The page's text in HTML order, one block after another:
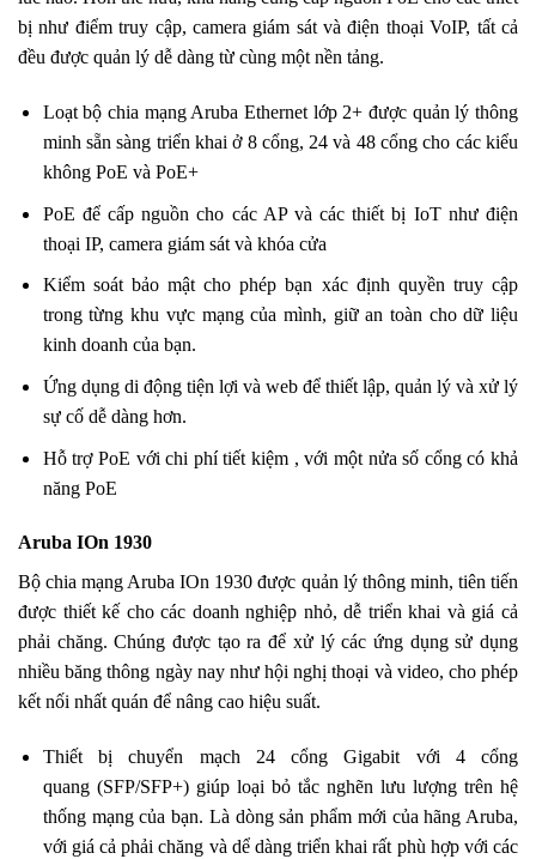
bị như điểm truy cập, camera giám sát và điện thoại VoIP, tất cả
đều được quản lý dễ dàng từ cùng một nền tảng.
Loạt bộ chia mạng Aruba Ethernet lớp 2+ được quản lý thông
minh sẵn sàng triển khai ở 8 cổng, 24 và 48 cổng cho các kiểu
không PoE và PoE+
PoE để cấp nguồn cho các AP và các thiết bị IoT như điện
thoại IP, camera giám sát và khóa cửa
Kiểm soát bảo mật cho phép bạn xác định quyền truy cập
trong từng khu vực mạng của mình, giữ an toàn cho dữ liệu
kinh doanh của bạn.
Ứng dụng di động tiện lợi và web để thiết lập, quản lý và xử lý
sự cố dễ dàng hơn.
Hỗ trợ PoE với chi phí tiết kiệm , với một nửa số cổng có khả
năng PoE
Aruba IOn 1930
Bộ chia mạng Aruba IOn 1930 được quản lý thông minh, tiên tiến
được thiết kế cho các doanh nghiệp nhỏ, dễ triển khai và giá cả
phải chăng. Chúng được tạo ra để xử lý các ứng dụng sử dụng
nhiều băng thông ngày nay như hội nghị thoại và video, cho phép
kết nối nhất quán để nâng cao hiệu suất.
Thiết bị chuyển mạch 24 cổng Gigabit với 4 cổng
quang (SFP/SFP+) giúp loại bỏ tắc nghẽn lưu lượng trên hệ
thống mạng của bạn. Là dòng sản phẩm mới của hãng Aruba,
với giá cả phải chăng và dể dàng triển khai rất phù hợp với các